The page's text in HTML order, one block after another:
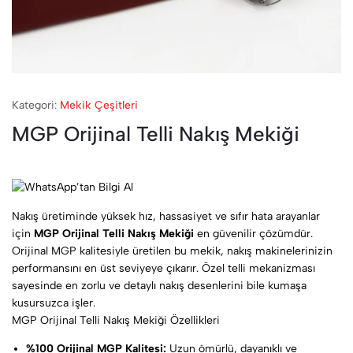
Kategori: Mekik Çeşitleri
MGP Orijinal Telli Nakış Mekiği
Nakış üretiminde yüksek hız, hassasiyet ve sıfır hata arayanlar
için MGP Orijinal Telli Nakış Mekiği en güvenilir çözümdür.
Orijinal MGP kalitesiyle üretilen bu mekik, nakış makinelerinizin
performansını en üst seviyeye çıkarır. Özel telli mekanizması
sayesinde en zorlu ve detaylı nakış desenlerini bile kumaşa
kusursuzca işler.
MGP Orijinal Telli Nakış Mekiği Özellikleri
%100 Orijinal MGP Kalitesi: Uzun ömürlü, dayanıklı ve